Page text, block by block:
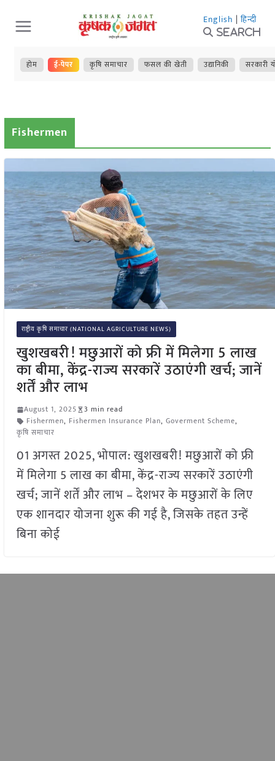
Skip
to
content
English | हिन्दी
Search
होम ई-पेपर कृषि समाचार फसल की खेती उद्यानिकी सरकारी
Fishermen
राष्ट्रीय कृषि समाचार (NATIONAL AGRICULTURE NEWS)
खुशखबरी! मछुआरों को फ्री में मिलेगा 5 लाख
का बीमा, केंद्र-राज्य सरकारें उठाएंगी खर्च; जानें
शर्तें और लाभ
August 1, 2025
3 min read
Fishermen, Fishermen Insurance Plan, Goverment Scheme,
कृषि समाचार
01 अगस्त 2025, भोपाल: खुशखबरी! मछुआरों को फ्री
में मिलेगा 5 लाख का बीमा, केंद्र-राज्य सरकारें उठाएंगी
खर्च; जानें शर्तें और लाभ – देशभर के मछुआरों के लिए
एक शानदार योजना शुरू की गई है, जिसके तहत उन्हें
बिना कोई